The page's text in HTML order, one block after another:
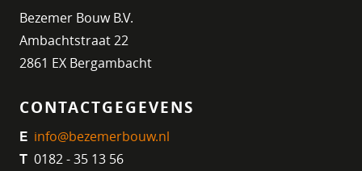
Bezemer Bouw B.V.
Ambachtstraat 22
2861 EX Bergambacht
CONTACTGEGEVENS
E info@bezemerbouw.nl
T 0182 - 35 13 56